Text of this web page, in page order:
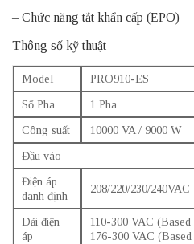
– Chức năng tắt khẩn cấp (EPO)
Thông số kỹ thuật
Model
PRO910-ES
Số Pha
1 Pha
Công suất
10000 VA / 9000 W
Đầu vào
Điện áp
danh định
208/220/230/240VAC
Dải điện
áp
110-300 VAC
176-300 VAC